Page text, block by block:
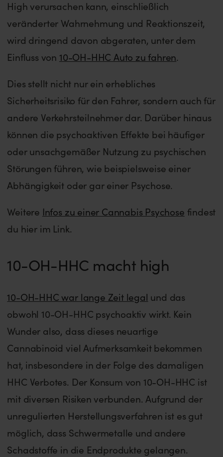
High verursachen kann, einschließlich
veränderter Wahrnehmung und Reaktionszeit,
wird dringend davon abgeraten, unter dem
Einfluss von 10-OH-HHC Auto zu fahren.
Dies stellt nicht nur ein erhebliches
Sicherheitsrisiko für den Fahrer, sondern auch für
andere Verkehrsteilnehmer dar. Darüber hinaus
können die psychoaktiven Effekte bei häufiger
oder unsachgemäßer Nutzung zu psychischen
Störungen führen, wie beispielsweise einer
Abhängigkeit oder gar einer Psychose.
Weitere Infos zu einer Cannabis Psychose findest
du hier im Link.
10-OH-HHC macht high
10-OH-HHC war lange Zeit legal und das
obwohl 10-OH-HHC psychoaktiv wirkt. Kein
Wunder also, dass dieses neuartige
Cannabinoid viel Aufmerksamkeit bekommen
hat, insbesondere in der Folge des damaligen
HHC Verbotes. Der Konsum von 10-OH-HHC ist
mit diversen Risiken verbunden. Aufgrund der
unregulierten Herstellungsverfahren ist es gut
möglich, dass Schwermetalle und andere
Schadstoffe in die Endprodukte gelangen.